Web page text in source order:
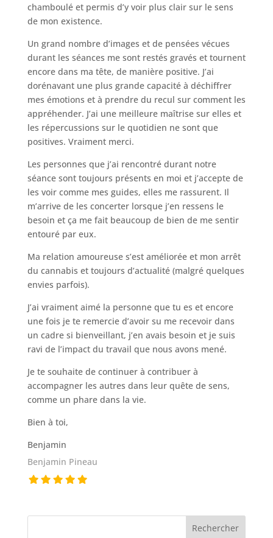
chamboulé et permis d’y voir plus clair sur le sens
de mon existence.
Un grand nombre d’images et de pensées vécues
durant les séances me sont restés gravés et tournent
encore dans ma tête, de manière positive. J’ai
dorénavant une plus grande capacité à déchiffrer
mes émotions et à prendre du recul sur comment les
appréhender. J’ai une meilleure maîtrise sur elles et
les répercussions sur le quotidien ne sont que
positives. Vraiment merci.
Les personnes que j’ai rencontré durant notre
séance sont toujours présents en moi et j’accepte de
les voir comme mes guides, elles me rassurent. Il
m’arrive de les concerter lorsque j’en ressens le
besoin et ça me fait beaucoup de bien de me sentir
entouré par eux.
Ma relation amoureuse s’est améliorée et mon arrêt
du cannabis et toujours d’actualité (malgré quelques
envies parfois).
J’ai vraiment aimé la personne que tu es et encore
une fois je te remercie d’avoir su me recevoir dans
un cadre si bienveillant, j’en avais besoin et je suis
ravi de l’impact du travail que nous avons mené.
Je te souhaite de continuer à contribuer à
accompagner les autres dans leur quête de sens,
comme un phare dans la vie.
Bien à toi,
Benjamin
Benjamin Pineau